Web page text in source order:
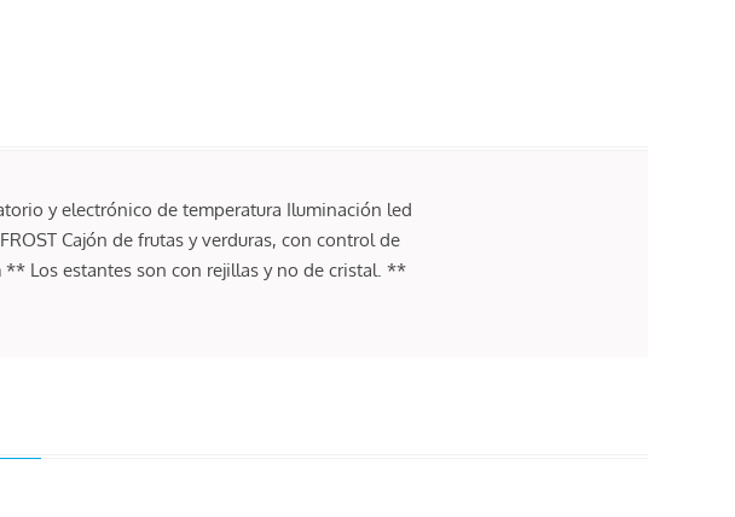
y electrónico de temperatura Iluminación led
Cajón de frutas y verduras, con control de
** Los estantes son con rejillas y no de cristal. **